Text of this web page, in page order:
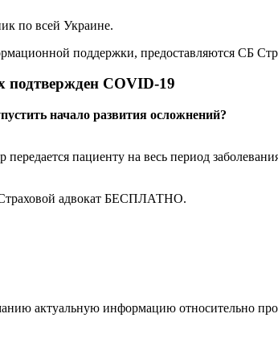
по всей Украине.
поддержки, предоставляются СБ
подтвержден COVID-19
начало развития осложнений?
пациенту на весь период
Страховой адвокат БЕСПЛАТНО.
актуальную информацию относительно